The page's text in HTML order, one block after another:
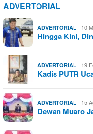
ADVERTORIAL
ADVERTORIAL 10
Hingga Kini,
ADVERTORIAL 19
Kadis PUTR
ADVERTORIAL 15
Dewan Muaro